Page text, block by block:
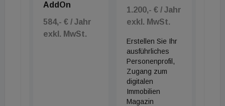
AddOn
584,- € / Jahr
exkl. MwSt.
1.200,- € / Jahr
exkl. MwSt.
Erstellen Sie Ihr
ausführliches
Personenprofil,
Zugang zum
digitalen
Immobilien
Magazin